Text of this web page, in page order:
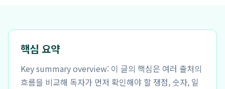
핵심 요약
Key summary overview: 이 글의 핵심은 여러 출처의
흐름을 비교해 독자가 먼저 확인해야 할 쟁점, 숫자, 일